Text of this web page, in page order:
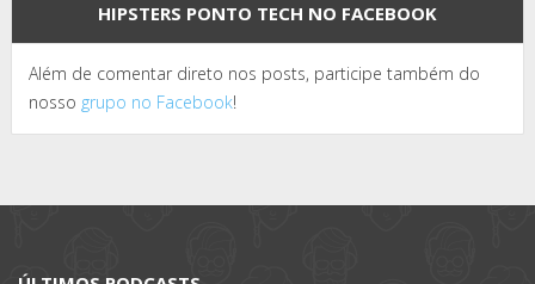
HIPSTERS PONTO TECH NO FACEBOOK
Além de comentar direto nos posts, participe também do
nosso grupo no Facebook!